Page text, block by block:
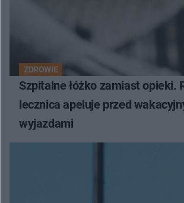
ZDROWIE
Szpitalne łóżko zamiast opieki.
lecznica apeluje przed wakacyjnymi
wyjazdami